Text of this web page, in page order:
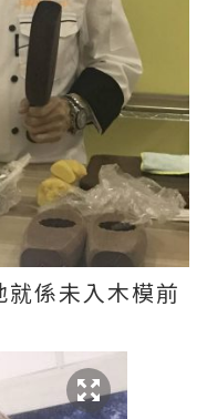
係未入木模前